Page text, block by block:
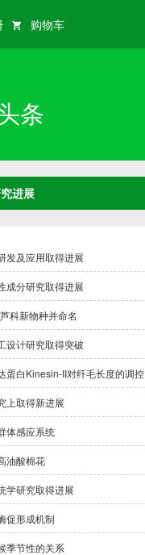
购物车
条
进展
发及应用取得进展
成分研究取得进展
科新物种并命名
设计研究取得突破
蛋白Kinesin-II对纤毛长度的调控
上取得新进展
体感应系统
油酸棉花
学研究取得进展
促形成机制
季节性的关系